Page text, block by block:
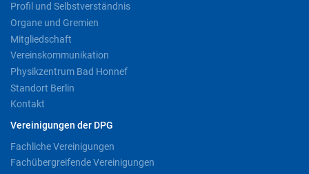
Profil und Selbstverständnis
Organe und Gremien
Mitgliedschaft
Vereinskommunikation
Physikzentrum Bad Honnef
Standort Berlin
Kontakt
Vereinigungen der DPG
Fachliche Vereinigungen
Fachübergreifende Vereinigungen